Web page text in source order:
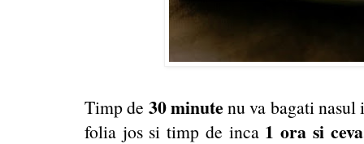
Timp de 30 minute nu va bagati nasul
folia jos si timp de inca 1 ora si